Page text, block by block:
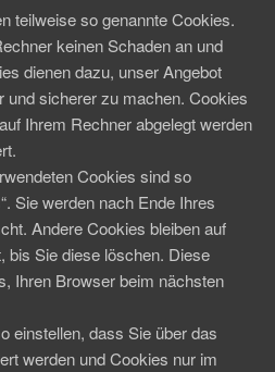
teilweise so genannte Cookies.
keinen Schaden an und
dienen dazu, unser Angebot
und sicherer zu machen. Cookies
Ihrem Rechner abgelegt werden
Cookies sind so
Sie werden nach Ende Ihres
Andere Cookies bleiben auf
bis Sie diese löschen. Diese
Ihren Browser beim nächsten
einstellen, dass Sie über das
werden und Cookies nur im